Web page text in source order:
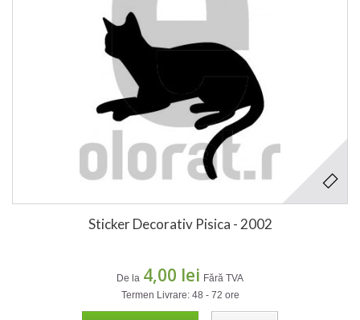
Sticker Decorativ Pisica - 2002
De la 4,00 lei Fără TVA
Termen Livrare: 48 - 72 ore